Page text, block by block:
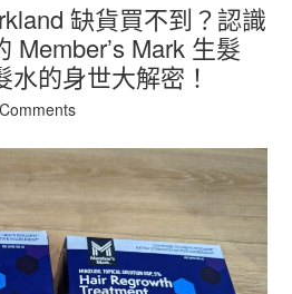
缺貨買不到？認識
Member’s Mark 生髮
的身世大解密！